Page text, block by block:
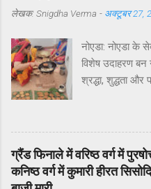
उठाने के बावजूद
संगठन सेक्टर 122
प्रमुख समस्याओं के
निष्क्रियता
रहा. जन
है।नागरिकों की
ज़मीनी क...
लेखक: Snigdha Verma - अक्टूबर 27,
नोएडा: नोएडा के
विशेष उदाहरण
श्रद्धा, शुद्धता
पर्व आमतौर पर
होता है, लेकिन इस
नियमों के साथ यह
का अर्थ और
संगठन के अध्यक्ष
ग्रैंड फिनाले में वरिष्ठ वर्ग में
कनिष्ठ वर्ग में कुमारी हीरत